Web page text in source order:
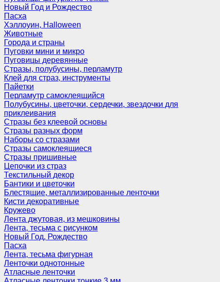
Новый Год и Рождество
Пасха
Хэллоуин, Halloween
Животные
Города и страны
Пуговки мини и микро
Пуговицы деревянные
Стразы, полубусины, перламутр
Клей для страз, инструменты
Пайетки
Перламутр самоклеящийся
Полубусины, цветочки, сердечки, звездочки для
приклеивания
Стразы без клеевой основы
Стразы разных форм
Наборы со стразами
Стразы самоклеящиеся
Стразы пришивные
Цепочки из страз
Текстильный декор
Бантики и цветочки
Блестящие, металлизированные ленточки
Кисти декоративные
Кружево
Лента джутовая, из мешковины
Лента, тесьма с рисунком
Новый Год, Рождество
Пасха
Лента, тесьма фигурная
Ленточки однотонные
Атласные ленточки